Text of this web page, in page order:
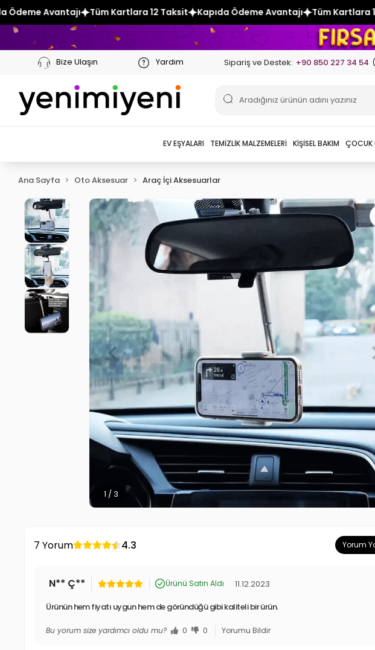
Kartlara 12 Taksit Kapıda Ödeme Avantajı Tüm Kartlara 12 Taksit Kapıda
Bize Ulaşın Yardım Sipariş ve Destek: +90 850 227 34 54
EV EŞYALARI TEMIZLIK MALZEMELERI KIŞISEL BAKIM ÇOCUK
Ana Sayfa Oto Aksesuar Araç İçi Aksesuarlar
2 / 3
7 Yorum 4.3 Yorum
N** Ç** Ürünü Satın Aldı 11.12.2023
Ürünün hem fiyatı uygun hem de göründüğü gibi kaliteli bir ürün.
Bu yorum size yardımcı oldu mu? 0 0 Yorumu Bildir